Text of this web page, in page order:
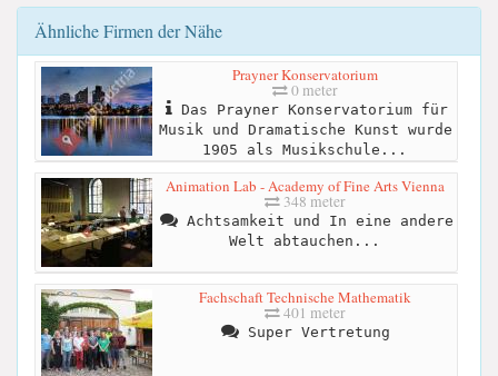
Ähnliche Firmen der Nähe
Prayner Konservatorium
0 meter
Das Prayner Konservatorium für
Musik und Dramatische Kunst wurde
1905 als Musikschule...
Animation Lab - Academy of Fine Arts Vienna
348 meter
Achtsamkeit und In eine andere
Welt abtauchen...
Fachschaft Technische Mathematik
401 meter
Super Vertretung